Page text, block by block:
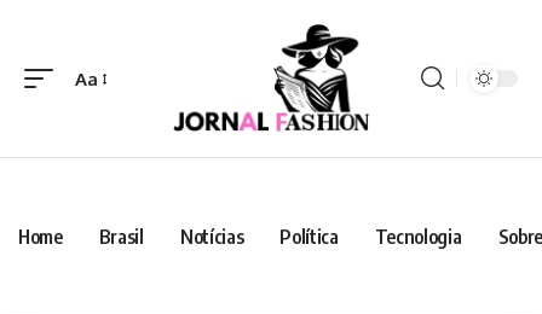
Aa
Home Brasil Notícias Política Tecnologia